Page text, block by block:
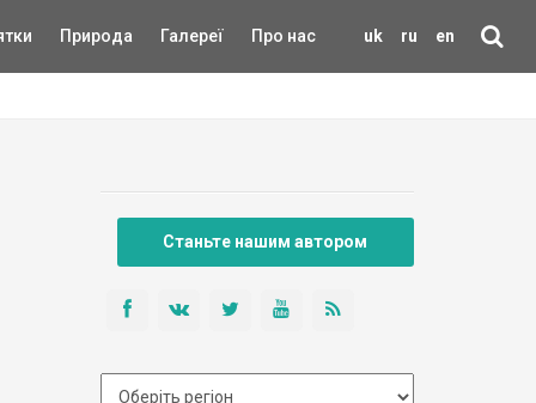
uk ru en
Природа Галереї Про нас
Станьте нашим автором